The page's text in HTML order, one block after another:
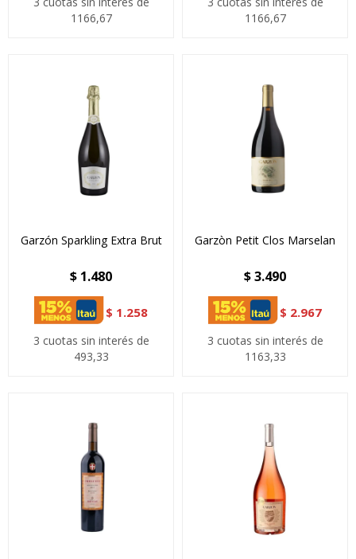
1166,67
1166,67
Garzón Sparkling Extra Brut
$ 1.480
$ 1.258
3 cuotas sin interés de
493,33
Garzòn Petit Clos Marselan
$3.490
$ 2.967
3 cuotas sin interés de
1163,33